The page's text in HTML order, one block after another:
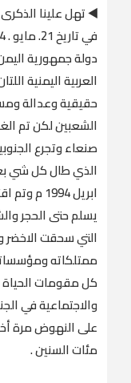
دولة جمهورية
العربية اليمنية
حقيقية وعدالة
الشعبين لكن تم
صنعاء وتجرع
الذي طال كل شي
ابريل
يسلم حتى الحجر
التي سحقت
ممتلكاته
كل مقومات الحياة
والاجتماعية في
على النهوض مرة
مئات السنين .